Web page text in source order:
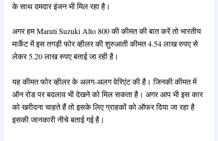
के साथ दमदार इंजन भी मिल रहा है।
अगर हम Maruti Suzuki Alto 800 की कीमत की बात करें तो भारतीय
मार्केट में इस तगड़ी फोर व्हीलर की शुरुआती कीमत 4.54 लाख रुपए से
लेकर 5.20 लाख रुपए बताई जा रही है।
यह कीमत फोर व्हीलर के अलग-अलग वेरिएंट की है। जिनकी कीमत में
ऑन रोड पर बदलाव भी देखने को मिल सकता है। ‌अगर आप भी इस कार
को खरीदना चाहते हैं तो इसके लिए ग्राहकों को ऑफर दिया जा रहा है
इसकी जानकारी नीचे बताई गई है।